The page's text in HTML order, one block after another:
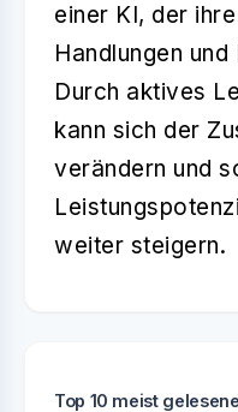
einer KI, der
Handlungen
Durch aktives
kann sich der
verändern und
weiter steigern.
Top 10 meist